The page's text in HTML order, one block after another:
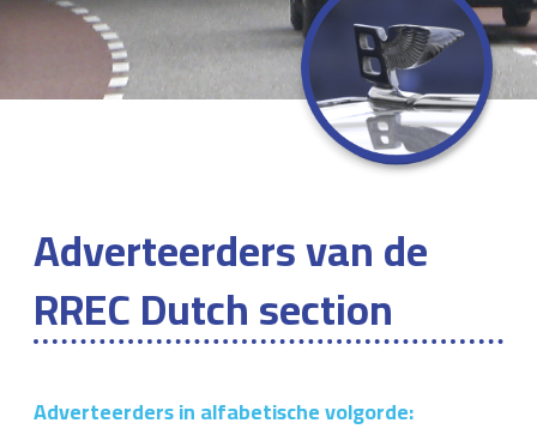
Adverteerders van de
RREC Dutch section
Adverteerders in alfabetische volgorde: